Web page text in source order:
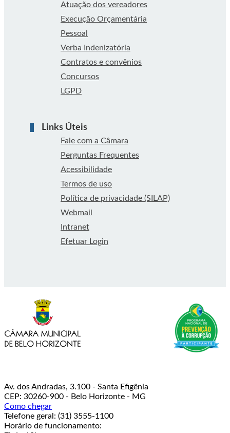
Atuação dos vereadores
Execução Orçamentária
Pessoal
Verba Indenizatória
Contratos e convênios
Concursos
LGPD
Links Úteis
Fale com a Câmara
Perguntas Frequentes
Acessibilidade
Termos de uso
Política de privacidade (SILAP)
Webmail
Intranet
Efetuar Login
Av. dos Andradas, 3.100 - Santa Efigênia
CEP: 30260-900 - Belo Horizonte - MG
Como chegar
Telefone geral: (31) 3555-1100
Horário de funcionamento: